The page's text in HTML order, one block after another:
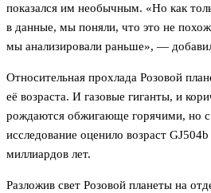
показался им необычным. «Но как
в данные, мы поняли, что это не
мы анализировали раньше», —
Относительная прохлада Розовой
её возраста. И газовые гиганты, и
рождаются обжигающе горячими, но
исследование оценило возраст
миллиардов лет.
Разложив свет Розовой планеты на